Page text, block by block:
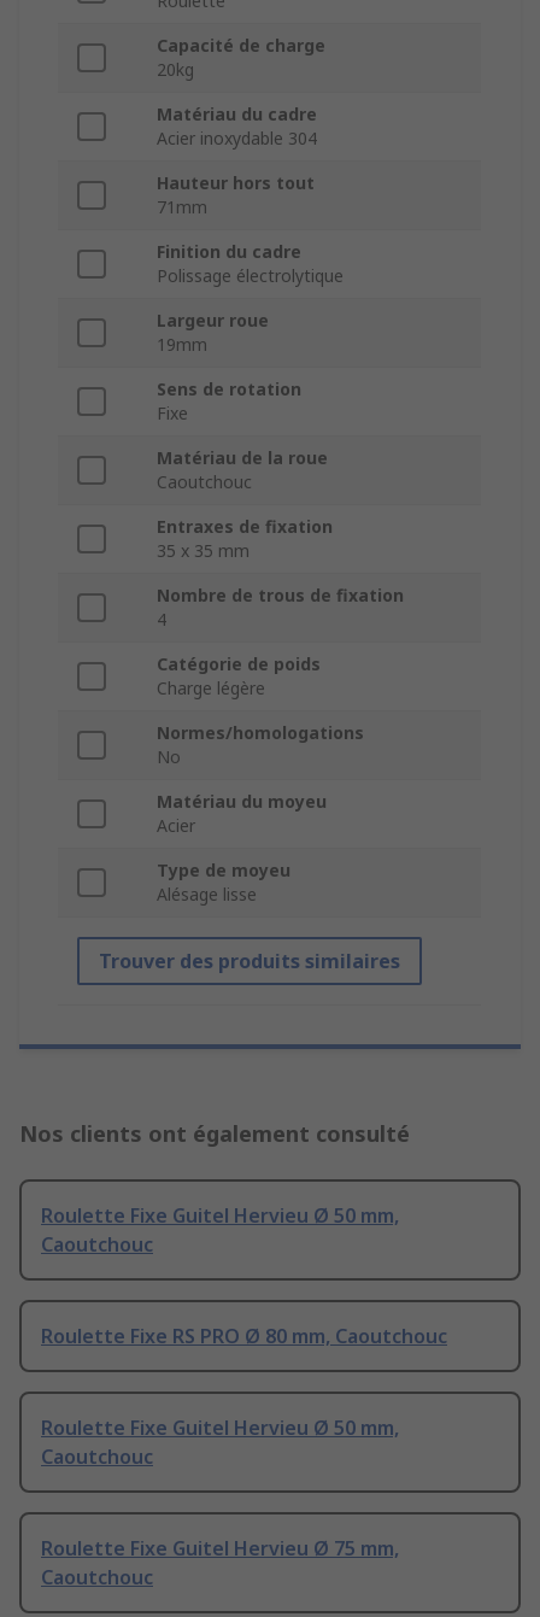
Capacité de charge
20kg
Matériau du cadre
Acier inoxydable 304
Hauteur hors tout
71mm
Finition du cadre
Polissage électrolytique
Largeur roue
19mm
Sens de rotation
Fixe
Matériau de la roue
Caoutchouc
Entraxes de fixation
35 x 35 mm
Nombre de trous de fixation
4
Catégorie de poids
Charge légère
Normes/homologations
No
Matériau du moyeu
Acier
Type de moyeu
Alésage lisse
Trouver des produits similaires
Nos clients ont également consulté
Roulette Fixe Guitel Hervieu Ø 50 mm,
Caoutchouc
Roulette Fixe RS PRO Ø 80 mm, Caoutchouc
Roulette Fixe Guitel Hervieu Ø 50 mm,
Caoutchouc
Roulette Fixe Guitel Hervieu Ø 75 mm,
Caoutchouc